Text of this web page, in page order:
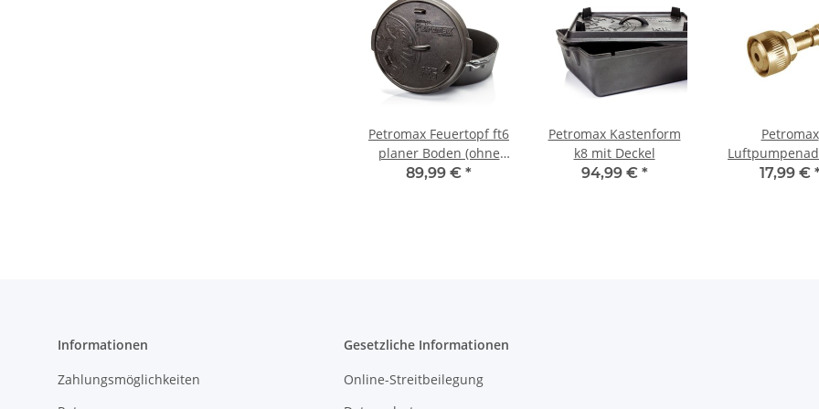
Petromax Feuertopf ft6
planer Boden (ohne
Füße)
89,99 € *
Petromax Kastenform
k8 mit Deckel
94,99 € *
Petromax
(HK150/250/
17,99 €
Informationen
Zahlungsmöglichkeiten
Gesetzliche Informationen
Online-Streitbeilegung